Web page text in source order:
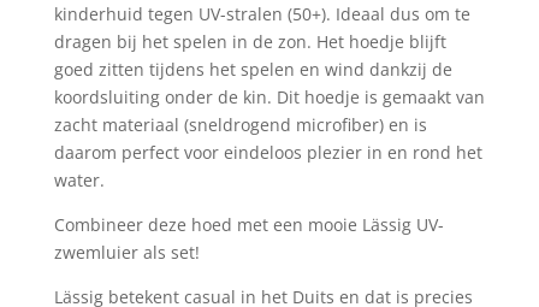
kinderhuid tegen UV-stralen (50+). Ideaal dus om te
dragen bij het spelen in de zon. Het hoedje blijft
goed zitten tijdens het spelen en wind dankzij de
koordsluiting onder de kin. Dit hoedje is gemaakt van
zacht materiaal (sneldrogend microfiber) en is
daarom perfect voor eindeloos plezier in en rond het
water.
Combineer deze hoed met een mooie Lässig UV-
zwemluier als set!
Lässig betekent casual in het Duits en dat is precies